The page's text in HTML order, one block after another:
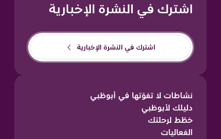
اشترك في النشرة الإخبارية
اشترك في النشرة الإخبارية
نشاطات لا تفوّتها في أبوظبي
دليلك لأبوظبي
خطّط لرحلتك
الفعاليات